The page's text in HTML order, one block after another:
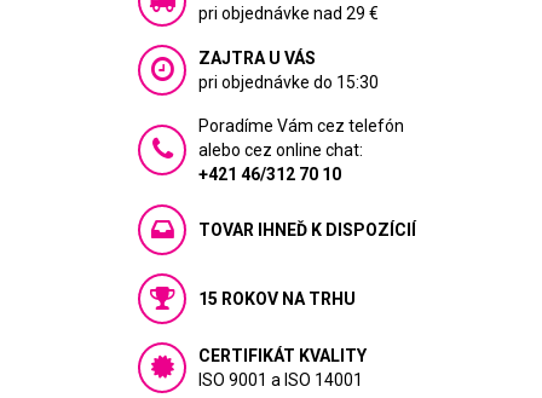
pri objednávke nad 29 €
ZAJTRA U VÁS
pri objednávke do 15:30
Poradíme Vám cez telefón
alebo cez online chat:
+421 46/312 70 10
TOVAR IHNEĎ K DISPOZÍCIÍ
15 ROKOV NA TRHU
CERTIFIKÁT KVALITY
ISO 9001 a ISO 14001